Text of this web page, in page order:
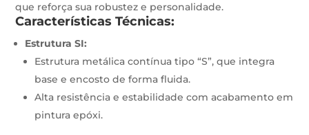
que reforça sua robustez e personalidade.
Características Técnicas:
Estrutura SI:
Estrutura metálica contínua tipo “S”, que integra
base e encosto de forma fluida.
Alta resistência e estabilidade com acabamento em
pintura epóxi.